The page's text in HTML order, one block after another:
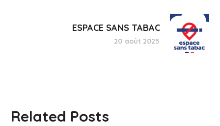
ESPACE SANS TABAC
20 août 2025
Related Posts